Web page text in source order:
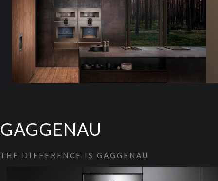
GAGGENAU
THE DIFFERENCE IS GAGGENAU